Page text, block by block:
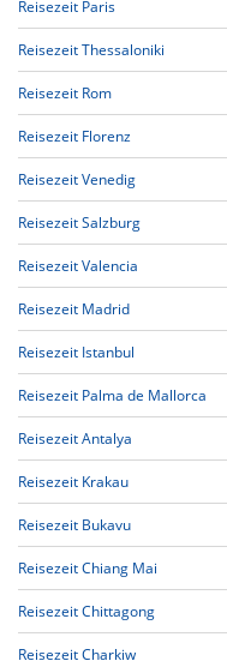
Reisezeit Paris
Reisezeit Thessaloniki
Reisezeit Rom
Reisezeit Florenz
Reisezeit Venedig
Reisezeit Salzburg
Reisezeit Valencia
Reisezeit Madrid
Reisezeit Istanbul
Reisezeit Palma de Mallorca
Reisezeit Antalya
Reisezeit Krakau
Reisezeit Bukavu
Reisezeit Chiang Mai
Reisezeit Chittagong
Reisezeit Charkiw